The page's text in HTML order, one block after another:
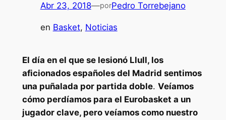
Abr 23, 2018—porPedro Torrebejano
en Basket, Noticias
El día en el que se lesionó Llull, los
aficionados españoles del Madrid sentimos
una puñalada por partida doble. Veíamos
cómo perdíamos para el Eurobasket a un
jugador clave, pero veíamos como nuestro